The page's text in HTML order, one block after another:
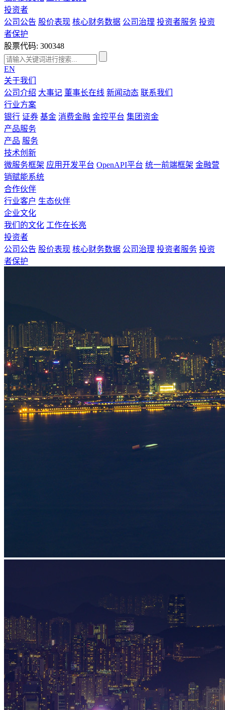
投资者
公司公告 股价表现 核心财务数据 公司治理 投资者服务 投资
者保护
股票代码: 300348
EN
关于我们
公司介绍 大事记 董事长在线 新闻动态 联系我们
行业方案
银行 证券 基金 消费金融 金控平台 集团资金
产品服务
产品 服务
技术创新
微服务框架 应用开发平台 OpenAPI平台 统一前端框架 金融营
销赋能系统
合作伙伴
行业客户 生态伙伴
企业文化
我们的文化 工作在长亮
投资者
公司公告 股价表现 核心财务数据 公司治理 投资者服务 投资
者保护